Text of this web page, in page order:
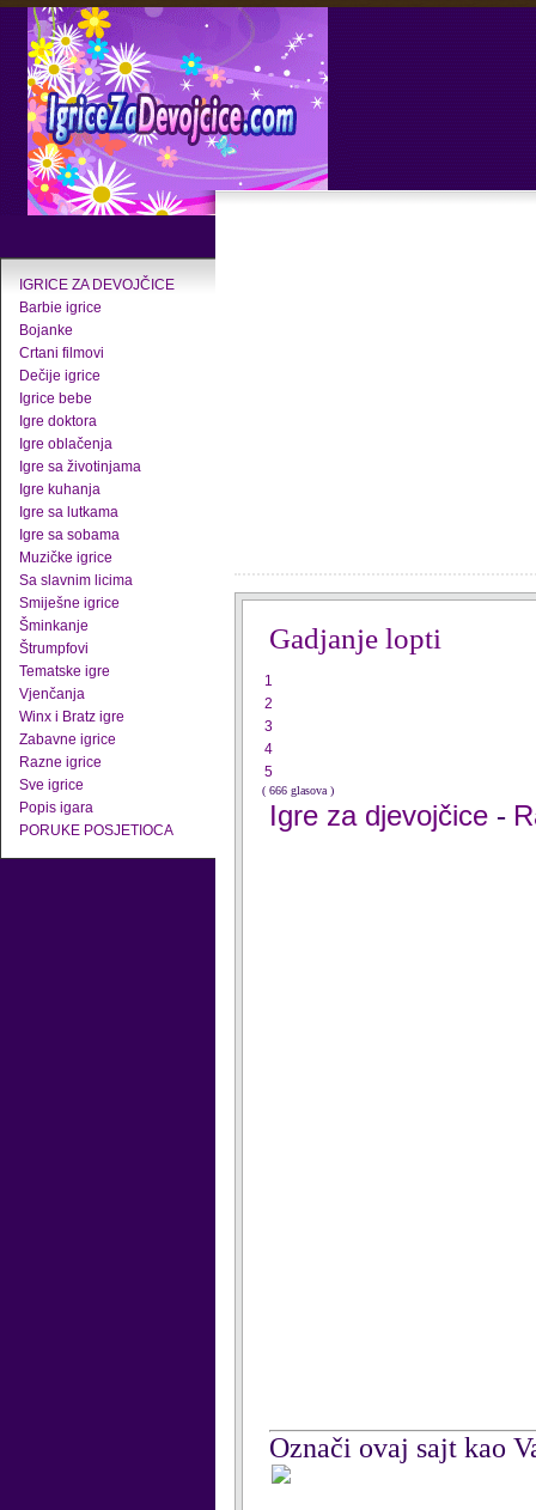
IGRICE ZA DEVOJČICE
Barbie igrice
Bojanke
Crtani filmovi
Dečije igrice
Igrice bebe
Igre doktora
Igre oblačenja
Igre sa životinjama
Igre kuhanja
Igre sa lutkama
Igre sa sobama
Muzičke igrice
Sa slavnim licima
Smiješne igrice
Šminkanje
Štrumpfovi
Tematske igre
Vjenčanja
Winx i Bratz igre
Zabavne igrice
Razne igrice
Sve igrice
Popis igara
PORUKE POSJETIOCA
Gadjanje lopti
1
2
3
4
5
( 666 glasova )
Igre za djevojčice -
Označi ovaj sajt kao